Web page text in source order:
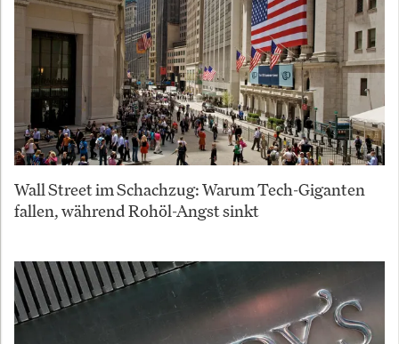
Wall Street im Schachzug: Warum Tech-Giganten
fallen, während Rohöl-Angst sinkt